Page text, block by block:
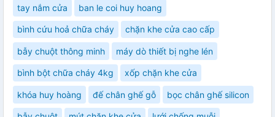
tay nắm cửa ban le coi huy hoang
bình cứu hoả chữa cháy chặn khe cửa cao cấp
bẫy chuột thông minh máy dò thiết bị nghe lén
bình bột chữa cháy 4kg xốp chặn khe cửa
khóa huy hoàng đế chân ghế gỗ bọc chân ghế silicon